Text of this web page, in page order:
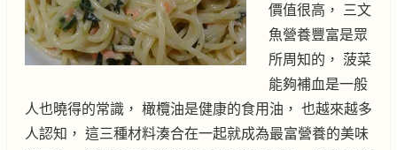
價值很高， 三文
魚營養豐富是眾
所周知的， 菠菜
能夠補血是一般
人也曉得的常識， 橄欖油是健康的食用油， 也越來越多
人認知， 這三種材料湊合在一起就成為最富營養的美味